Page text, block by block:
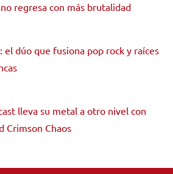
regresa con más brutalidad
el dúo que fusiona pop rock y raíces
lleva su metal a otro nivel con
Crimson Chaos